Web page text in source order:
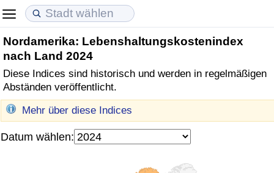
Nordamerika: Lebenshaltungskostenindex
nach Land 2024
Diese Indices sind historisch und werden in regelmäßigen
Abständen veröffentlicht.
Mehr über diese Indices
Datum wählen:
Lebenshaltungskosten
Lebenshaltungskosten-Index (aktuell)
Lebenshaltungskosten-Index
Lebenshaltungskosten-Index nach Land
Immobilienpreise
Immobilienpreis-Index (aktuell)
Immobilienpreis-Index
Immobilienpreis-Index nach Land
Lebensqualität
Lebensqualität-Index
Lebensqualität-Index (aktuell)
Lebensqualitätsindex nach Land